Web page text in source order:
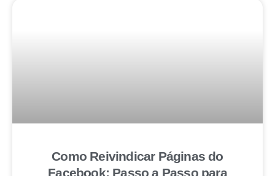
Como Reivindicar Páginas do
Facebook: Passo a Passo para